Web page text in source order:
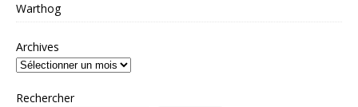
Warthog
Archives
Rechercher